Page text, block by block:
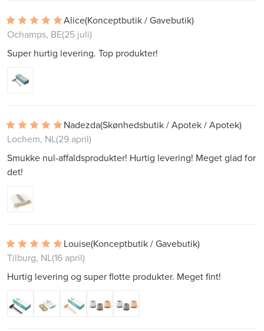
Alice(Konceptbutik / Gavebutik)
Ochamps, BE(25 juli)
Super hurtig levering. Top produkter!
Nadezda(Skønhedsbutik / Apotek / Apotek)
Lochem, NL(29 april)
Smukke nul-affaldsprodukter! Hurtig levering! Meget glad for
det!
Louise(Konceptbutik / Gavebutik)
Tilburg, NL(16 april)
Hurtig levering og super flotte produkter. Meget fint!